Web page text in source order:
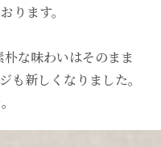
ります。
な味わいはそのまま
も新しくなりました。